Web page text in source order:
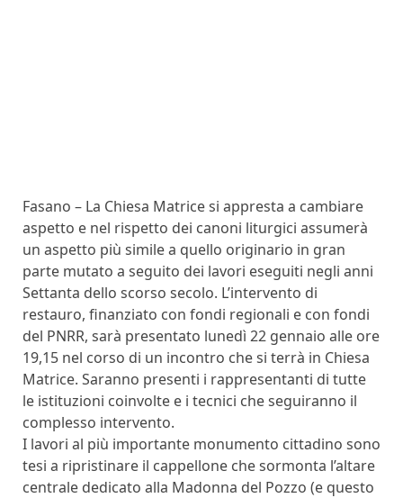
Fasano – La Chiesa Matrice si appresta a cambiare
aspetto e nel rispetto dei canoni liturgici assumerà
un aspetto più simile a quello originario in gran
parte mutato a seguito dei lavori eseguiti negli anni
Settanta dello scorso secolo. L’intervento di
restauro, finanziato con fondi regionali e con fondi
del PNRR, sarà presentato lunedì 22 gennaio alle ore
19,15 nel corso di un incontro che si terrà in Chiesa
Matrice. Saranno presenti i rappresentanti di tutte
le istituzioni coinvolte e i tecnici che seguiranno il
complesso intervento.
I lavori al più importante monumento cittadino sono
tesi a ripristinare il cappellone che sormonta l’altare
centrale dedicato alla Madonna del Pozzo (e questo